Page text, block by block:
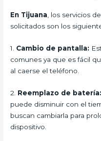
En Tijuana , los servicios
solicitados son los
1. Cambio de pantalla:
comunes ya que es fácil
al caerse el teléfono.
2. Reemplazo de batería:
puede disminuir con el
buscan cambiarla para
dispositivo.